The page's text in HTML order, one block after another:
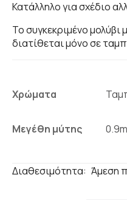
Κατάλληλο για σχέδιο
Το συγκεκριμένο
διατίθεται μόνο σε
Χρώματα
Μεγέθη μύτης
Διαθεσιμότητα: Άμεση